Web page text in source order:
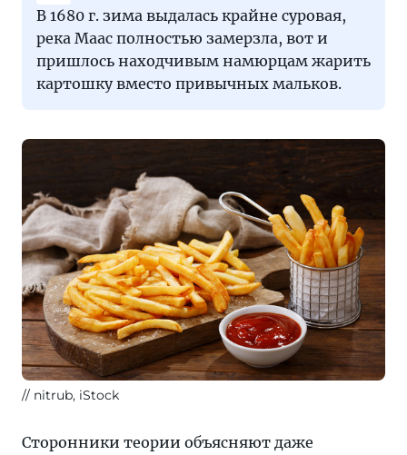
даже
ЮНЕСКО.
В 1680 г. зима выдалась крайне суровая,
река Маас полностью замерзла, вот и
пришлось находчивым намюрцам жарить
картошку вместо привычных мальков.
nitrub, iStock
Сторонники теории объясняют даже